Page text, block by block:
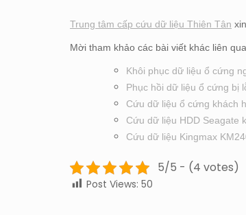
Trung tâm cấp cứu dữ liệu Thiên Tân
Mời tham khảo các bài viết khác liên
Khôi phục dữ liệu ổ cứng
Phục hồi dữ liệu ổ cứng bị
Cứu dữ liệu ổ cứng khách
Cứu dữ liệu HDD Seagate
Cứu dữ liệu Kingmax
5/5 - (4 votes)
Post Views: 50